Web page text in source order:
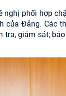
phối hợp
Đảng. Các
giám sát;